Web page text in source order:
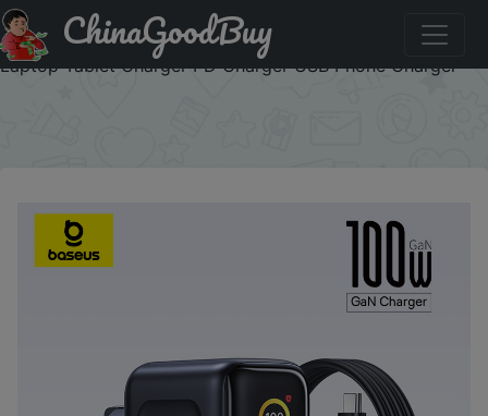
Купити по знижці UAVIP9 【New Sale】Baseus 100W
Charger Fast Charger For iPhone 17 16 Xiaomi Samsung
Laptop Tablet Charger PD Charger USB Phone Charger
ChinaGoodBuy